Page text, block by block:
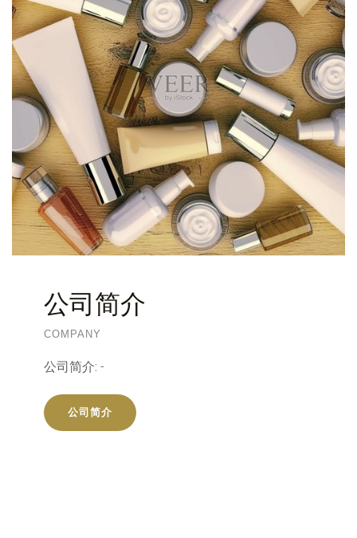
公司简介
COMPANY
公司简介: -
公司简介